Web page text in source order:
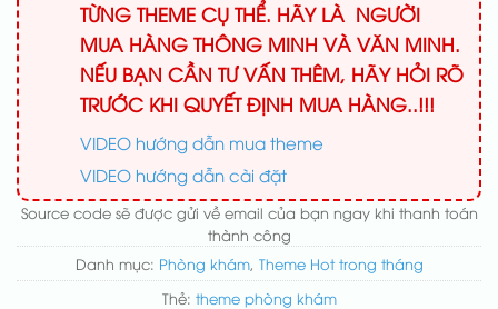
TỪNG THEME CỤ THỂ. HÃY LÀ NGƯỜI
MUA HÀNG THÔNG MINH VÀ VĂN MINH.
NẾU BẠN CẦN TƯ VẤN THÊM, HÃY HỎI RÕ
TRƯỚC KHI QUYẾT ĐỊNH MUA HÀNG..!!!
VIDEO hướng dẫn mua theme
VIDEO hướng dẫn cài đặt
Source code sẽ được gửi về email của bạn ngay khi thanh toán
thành công
Danh mục: Phòng khám, Theme Hot trong tháng
Thẻ: theme phòng khám